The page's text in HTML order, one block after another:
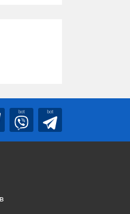
bot bot